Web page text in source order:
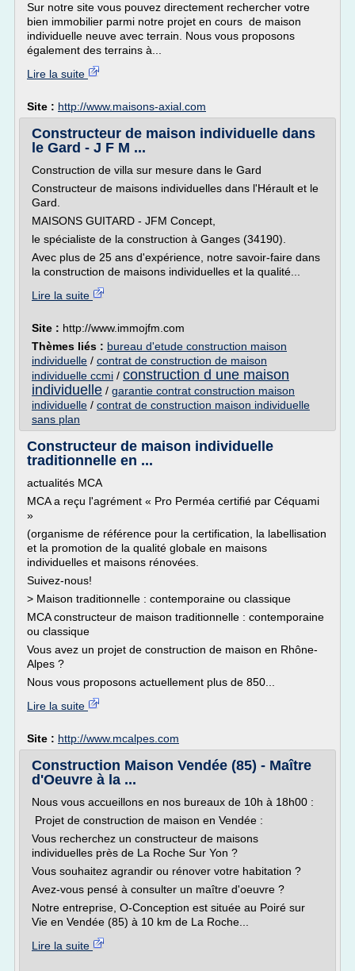
Sur notre site vous pouvez directement rechercher votre
bien immobilier parmi notre projet en cours de maison
individuelle neuve avec terrain. Nous vous proposons
également des terrains à...
Lire la suite
Site : http://www.maisons-axial.com
Constructeur de maison individuelle dans
le Gard - J F M ...
Construction de villa sur mesure dans le Gard
Constructeur de maisons individuelles dans l'Hérault et le
Gard.
MAISONS GUITARD - JFM Concept,
le spécialiste de la construction à Ganges (34190).
Avec plus de 25 ans d'expérience, notre savoir-faire dans
la construction de maisons individuelles et la qualité...
Lire la suite
Site : http://www.immojfm.com
Thèmes liés : bureau d'etude construction maison
individuelle / contrat de construction de maison
individuelle ccmi / construction d une maison
individuelle / garantie contrat construction maison
individuelle / contrat de construction maison individuelle
sans plan
Constructeur de maison individuelle
traditionnelle en ...
actualités MCA
MCA a reçu l'agrément « Pro Perméa certifié par Céquami
»
(organisme de référence pour la certification, la labellisation
et la promotion de la qualité globale en maisons
individuelles et maisons rénovées.
Suivez-nous!
> Maison traditionnelle : contemporaine ou classique
MCA constructeur de maison traditionnelle : contemporaine
ou classique
Vous avez un projet de construction de maison en Rhône-
Alpes ?
Nous vous proposons actuellement plus de 850...
Lire la suite
Site : http://www.mcalpes.com
Construction Maison Vendée (85) - Maître
d'Oeuvre à la ...
Nous vous accueillons en nos bureaux de 10h à 18h00 :
Projet de construction de maison en Vendée :
Vous recherchez un constructeur de maisons
individuelles près de La Roche Sur Yon ?
Vous souhaitez agrandir ou rénover votre habitation ?
Avez-vous pensé à consulter un maître d'oeuvre ?
Notre entreprise, O-Conception est située au Poiré sur
Vie en Vendée (85) à 10 km de La Roche...
Lire la suite